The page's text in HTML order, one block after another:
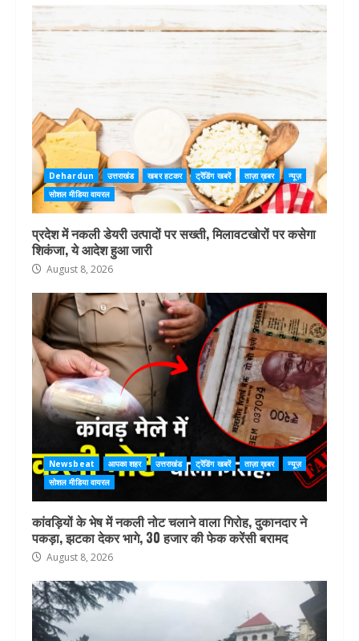
Dehardun उत्तराखंड खबर हटकर ट्रेंडिंग खबरें ताज़ा ख़बर
न्यूज़
सोशल मीडिया वायरल
प्रदेश में नकली डेयरी उत्पादों पर सख्ती, मिलावटखोरों पर कसेगा
शिकंजा, ये आदेश हुआ जारी
August 8, 2026
Newsbeat आपका शहर उत्तराखंड ट्रेंडिंग खबरें ताज़ा ख़बर
न्यूज़
सोशल मीडिया वायरल
कांवड़ियों के भेष में नकली नोट चलाने वाला गिरोह, दुकानदार ने
पकड़ा, झटका देकर भागे, 30 हजार की फेक करेंसी बरामद
August 8, 2026